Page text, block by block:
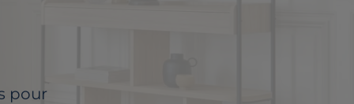
pour